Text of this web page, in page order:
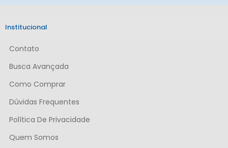
Institucional
Contato
Busca Avançada
Como Comprar
Dúvidas Frequentes
Política De Privacidade
Quem Somos